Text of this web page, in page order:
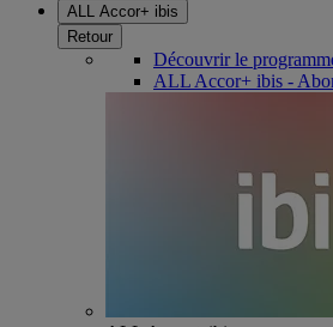
ALL Accor+ ibis
Retour
Découvrir le
ALL Accor+ ibis -